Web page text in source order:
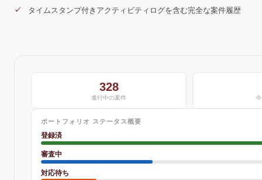
タイムスタンプ付きアクティビティログを含む完全な案件履歴
328
進行中の案件
ポートフォリオ ステータス概要
登録済
審査中
対応待ち